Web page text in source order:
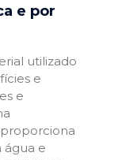
e por
utilizado
e
e
água e